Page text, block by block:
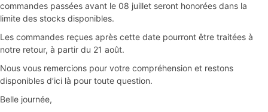
commandes passées avant le 08 juillet seront honorées dans la
limite des stocks disponibles.
Les commandes reçues après cette date pourront être traitées à
notre retour, à partir du 21 août.
Nous vous remercions pour votre compréhension et restons
disponibles d’ici là pour toute question.
Belle journée,